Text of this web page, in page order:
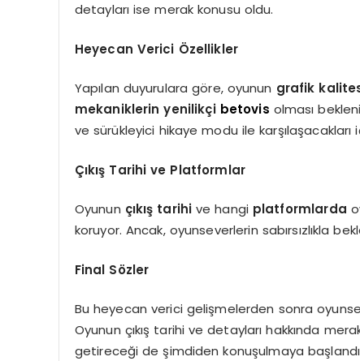
detayları ise merak konusu oldu.
Heyecan Verici Özellikler
Yapılan duyurulara göre, oyunun grafik
mekaniklerin yenilikçi betovis olması
ve sürükleyici hikaye modu ile karşılaşacakları
Çıkış Tarihi ve Platformlar
Oyunun çıkış tarihive hangi platformlarda
koruyor. Ancak, oyunseverlerin sabırsızlıkla
Final Sözler
Bu heyecan verici gelişmelerden sonra
Oyunun çıkış tarihi ve detayları hakkında
getireceği de şimdiden konuşulmaya